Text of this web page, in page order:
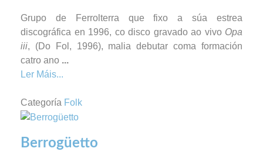
Grupo de Ferrolterra que fixo a súa estrea
discográfica en 1996, co disco gravado ao vivo Opa
iii, (Do Fol, 1996), malia debutar coma formación
catro ano ...
Ler Máis...
Categoría Folk
Berrogüetto